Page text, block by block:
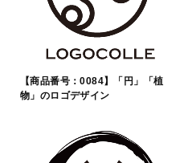
【商品番号：0084】「円」「植
物」のロゴデザイン